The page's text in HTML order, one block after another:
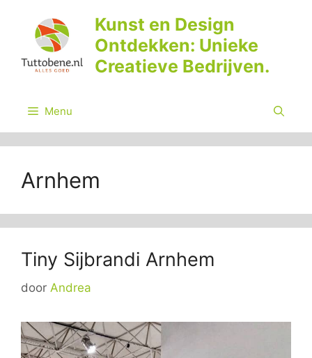
inhoud
Kunst en Design
Ontdekken: Unieke
Creatieve Bedrijven.
Menu
Arnhem
Tiny Sijbrandi Arnhem
door Andrea